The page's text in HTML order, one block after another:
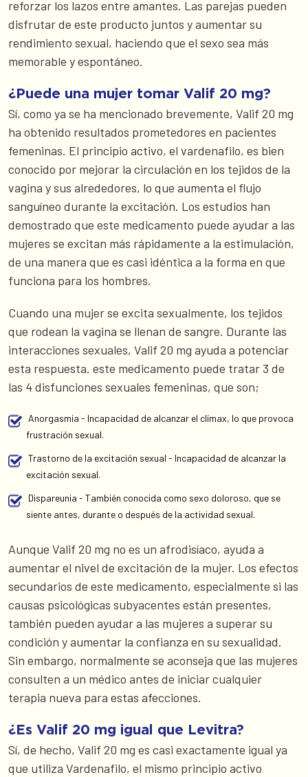
reforzar los lazos entre amantes. Las parejas pueden
disfrutar de este producto juntos y aumentar su
rendimiento sexual, haciendo que el sexo sea más
memorable y espontáneo.
¿Puede una mujer tomar Valif 20 mg?
Sí, como ya se ha mencionado brevemente, Valif 20 mg
ha obtenido resultados prometedores en pacientes
femeninas. El principio activo, el vardenafilo, es bien
conocido por mejorar la circulación en los tejidos de la
vagina y sus alrededores, lo que aumenta el flujo
sanguíneo durante la excitación. Los estudios han
demostrado que este medicamento puede ayudar a las
mujeres se excitan más rápidamente a la estimulación,
de una manera que es casi idéntica a la forma en que
funciona para los hombres.
Cuando una mujer se excita sexualmente, los tejidos
que rodean la vagina se llenan de sangre. Durante las
interacciones sexuales, Valif 20 mg ayuda a potenciar
esta respuesta. este medicamento puede tratar 3 de
las 4 disfunciones sexuales femeninas, que son;
Anorgasmia - Incapacidad de alcanzar el clímax, lo que provoca
frustración sexual.
Trastorno de la excitación sexual - Incapacidad de alcanzar la
excitación sexual.
Dispareunia - También conocida como sexo doloroso, que se
siente antes, durante o después de la actividad sexual.
Aunque Valif 20 mg no es un afrodisíaco, ayuda a
aumentar el nivel de excitación de la mujer. Los efectos
secundarios de este medicamento, especialmente si las
causas psicológicas subyacentes están presentes,
también pueden ayudar a las mujeres a superar su
condición y aumentar la confianza en su sexualidad.
Sin embargo, normalmente se aconseja que las mujeres
consulten a un médico antes de iniciar cualquier
terapia nueva para estas afecciones.
¿Es Valif 20 mg igual que Levitra?
Sí, de hecho, Valif 20 mg es casi exactamente igual ya
que utiliza Vardenafilo, el mismo principio activo